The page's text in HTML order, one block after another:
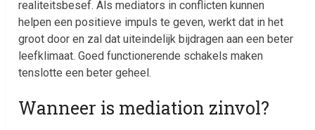
realiteitsbesef. Als mediators in conflicten kunnen
helpen een positieve impuls te geven, werkt dat in het
groot door en zal dat uiteindelijk bijdragen aan een beter
leefklimaat. Goed functionerende schakels maken
tenslotte een beter geheel.
Wanneer is mediation zinvol?